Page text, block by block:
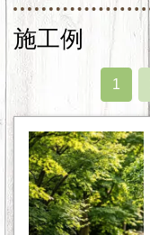
施工例
1